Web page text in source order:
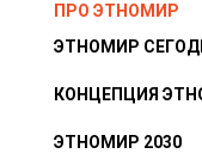
ПРО ЭТНОМИР
ЭТНОМИР
КОНЦЕПЦИЯ
ЭТНОМИР 2030